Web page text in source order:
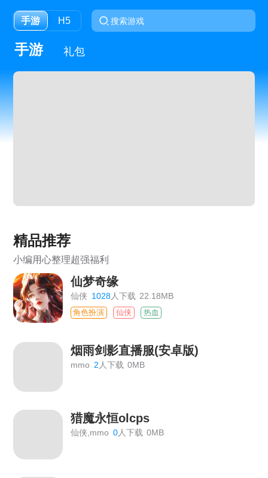
手游 H5
手游 礼包
精品推荐
小编用心整理超强福利
仙梦奇缘
仙侠 1028人下载 22.18MB
角色扮演 仙侠 热血
烟雨剑影直播服(安卓版)
mmo 2人下载 0MB
猎魔永恒olcps
仙侠,mmo 0人下载 0MB